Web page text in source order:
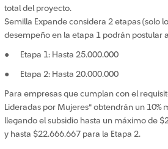
total del proyecto.
Semilla Expande considera 2 etapas (solo
desempeño en la etapa 1 podrán postular
● Etapa 1: Hasta 25.000.000
● Etapa 2: Hasta 20.000.000
Para empresas que cumplan con el
Lideradas por Mujeres" obtendrán un 10%
llegando el subsidio hasta un máximo de
y hasta $22.666.667 para la Etapa 2.